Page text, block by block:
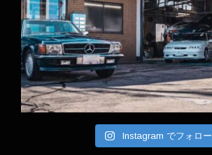
Instagram でフォロー